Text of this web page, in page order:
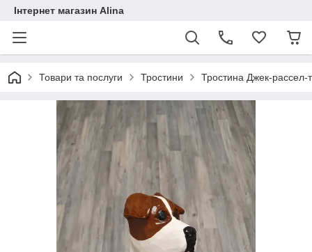
Інтернет магазин Alina
Товари та послуги Тростини Тростина Джек-рассел-